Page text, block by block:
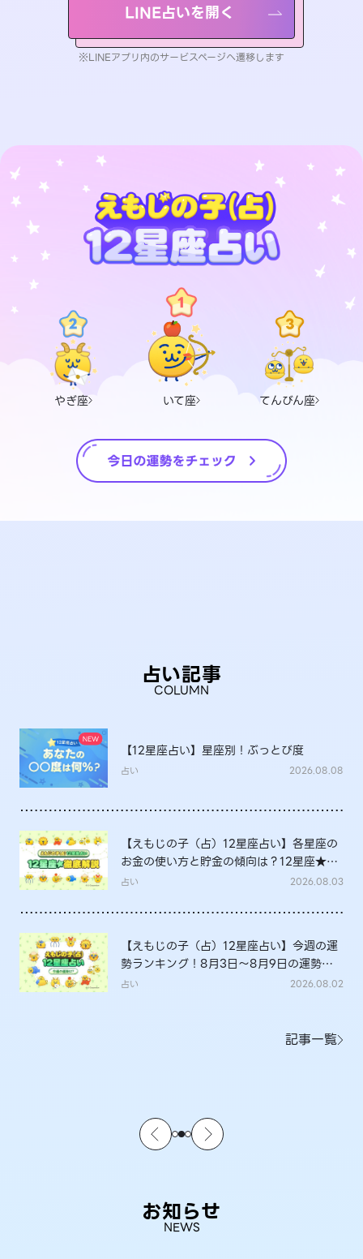
LINE占いを開く
※LINEアプリ内のサービスページへ遷移します
やぎ座 いて座 てんびん座
占い記事
COLUMN
【12星座占い】星座別！ぶっとび度
占い 2026.08.08
【えもじの子（占）12星座占い】各星座の
お金の使い方と貯金の傾向は？12星座★徹
底解説
占い 2026.08.03
【えもじの子（占）12星座占い】今週の運
勢ランキング！8月3日～8月9日の運勢
は？
占い 2026.08.02
記事一覧
お知らせ
NEWS